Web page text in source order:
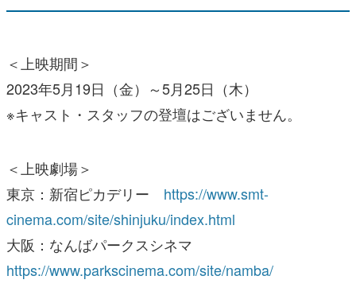
＜上映期間＞
2023年5月19日（金）～5月25日（木）
※キャスト・スタッフの登壇はございません。
＜上映劇場＞
東京：新宿ピカデリー https://www.smt-
cinema.com/site/shinjuku/index.html
大阪：なんばパークスシネマ
https://www.parkscinema.com/site/namba/